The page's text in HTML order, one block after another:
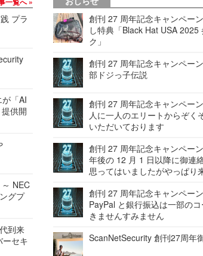
プラ
「AI
供開
NEC
グプ
到来
ーセキ
創刊 27 周年記念キャンペー
し特典「Black Hat USA 2025
ク」
創刊 27 周年記念キャンペー
部ドジっ子伝説
創刊 27 周年記念キャンペー
人に一人のエリートからぞく
いただいております
創刊 27 周年記念キャンペー
年後の 12 月 1 日以降に御連
思ってはいましたがやっぱり
創刊 27 周年記念キャンペー
PayPal と銀行振込は一部の
きませんすみません
ScanNetSecurity 創刊27周年